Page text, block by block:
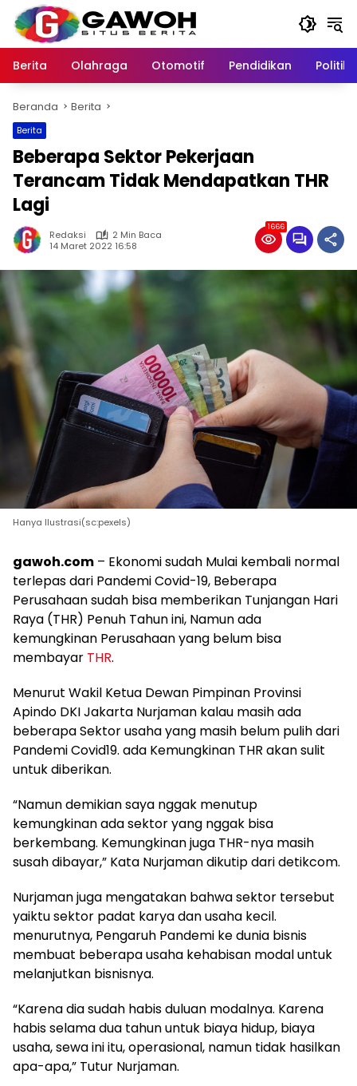
Langsung
konten
Berita
Olahraga Otomotif Pendidikan Politik
Beranda Berita
Berita
Beberapa Sektor Pekerjaan
Terancam Tidak Mendapatkan THR
Lagi
Redaksi
2 Min Baca
14 Maret 2022 16:58
1666
Hanya Ilustrasi(sc:pexels)
gawoh.com – Ekonomi sudah Mulai kembali normal
terlepas dari Pandemi Covid-19, Beberapa
Perusahaan sudah bisa memberikan Tunjangan Hari
Raya (THR) Penuh Tahun ini, Namun ada
kemungkinan Perusahaan yang belum bisa
membayar THR.
Menurut Wakil Ketua Dewan Pimpinan Provinsi
Apindo DKI Jakarta Nurjaman kalau masih ada
beberapa Sektor usaha yang masih belum pulih dari
Pandemi Covid19. ada Kemungkinan THR akan sulit
untuk diberikan.
“Namun demikian saya nggak menutup
kemungkinan ada sektor yang nggak bisa
berkembang. Kemungkinan juga THR-nya masih
susah dibayar,” Kata Nurjaman dikutip dari detikcom.
Nurjaman juga mengatakan bahwa sektor tersebut
yaiktu sektor padat karya dan usaha kecil.
menurutnya, Pengaruh Pandemi ke dunia bisnis
membuat beberapa usaha kehabisan modal untuk
melanjutkan bisnisnya.
“Karena dia sudah habis duluan modalnya. Karena
habis selama dua tahun untuk biaya hidup, biaya
usaha, sewa ini itu, operasional, namun tidak hasilkan
apa-apa,” Tutur Nurjaman.